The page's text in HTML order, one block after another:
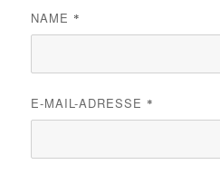
NAME *
E-MAIL-ADRESSE *